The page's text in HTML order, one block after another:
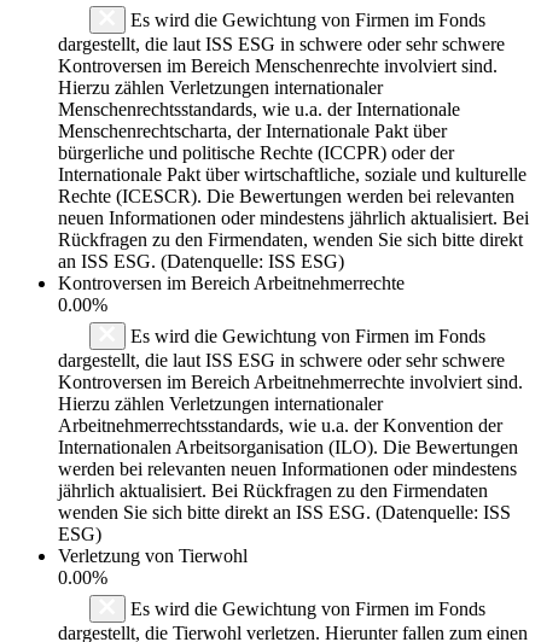
Es wird die Gewichtung von Firmen im Fonds
dargestellt, die laut ISS ESG in schwere oder sehr schwere
Kontroversen im Bereich Menschenrechte involviert sind.
Hierzu zählen Verletzungen internationaler
Menschenrechtsstandards, wie u.a. der Internationale
Menschenrechtscharta, der Internationale Pakt über
bürgerliche und politische Rechte (ICCPR) oder der
Internationale Pakt über wirtschaftliche, soziale und kulturelle
Rechte (ICESCR). Die Bewertungen werden bei relevanten
neuen Informationen oder mindestens jährlich aktualisiert. Bei
Rückfragen zu den Firmendaten, wenden Sie sich bitte direkt
an ISS ESG. (Datenquelle: ISS ESG)
Kontroversen im Bereich Arbeitnehmerrechte
0.00%
Es wird die Gewichtung von Firmen im Fonds
dargestellt, die laut ISS ESG in schwere oder sehr schwere
Kontroversen im Bereich Arbeitnehmerrechte involviert sind.
Hierzu zählen Verletzungen internationaler
Arbeitnehmerrechtsstandards, wie u.a. der Konvention der
Internationalen Arbeitsorganisation (ILO). Die Bewertungen
werden bei relevanten neuen Informationen oder mindestens
jährlich aktualisiert. Bei Rückfragen zu den Firmendaten
wenden Sie sich bitte direkt an ISS ESG. (Datenquelle: ISS
ESG)
Verletzung von Tierwohl
0.00%
Es wird die Gewichtung von Firmen im Fonds
dargestellt, die Tierwohl verletzen. Hierunter fallen zum einen